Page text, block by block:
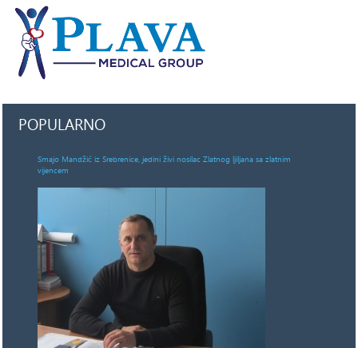
POPULARNO
Smajo Mandžić iz Srebrenice, jedini živi nosilac Zlatnog ljiljana sa zlatnim
vijencem